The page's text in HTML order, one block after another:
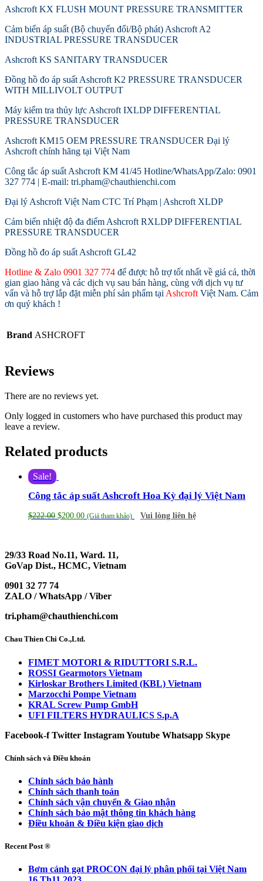
Ashcroft KX FLUSH MOUNT PRESSURE TRANSMITTER
Cảm biến áp suất (Bộ chuyển đổi/Bộ phát) Ashcroft A2
INDUSTRIAL PRESSURE TRANSDUCER
Ashcroft KS SANITARY TRANSDUCER
Đồng hồ đo áp suất Ashcroft K2 PRESSURE TRANSDUCER
WITH MILLIVOLT OUTPUT
Máy kiểm tra thủy lực Ashcroft IXLDP DIFFERENTIAL
PRESSURE TRANSDUCER
Ashcroft KM15 OEM PRESSURE TRANSDUCER Đại lý
Ashcroft chính hãng tại Việt Nam
Công tắc áp suất Ashcroft KM 41/45 Hotline/WhatsApp/Zalo: 0901
327 774 | E-mail: tri.pham@chauthienchi.com
Đại lý Ashcroft Việt Nam CTC Trí Phạm | Ashcroft XLDP
Cảm biến nhiệt độ đa điểm Ashcroft RXLDP DIFFERENTIAL
PRESSURE TRANSDUCER
Đồng hồ đo áp suất Ashcroft GL42
Hotline & Zalo 0901 327 774 để được hỗ trợ tốt nhất về giá cả, thời
gian giao hàng và các dịch vụ sau bán hàng, cùng với dịch vụ tư
vấn và hỗ trợ lắp đặt miễn phí sản phẩm tại Ashcroft Việt Nam. Cảm
ơn quý khách !
Brand ASHCROFT
Reviews
There are no reviews yet.
Only logged in customers who have purchased this product may
leave a review.
Related products
Sale!
Công tắc áp suất Ashcroft Hoa Kỳ đại lý Việt Nam
$222.00 $200.00 (Giá tham khảo) Vui lòng liên hệ
29/33 Road No.11, Ward. 11,
GoVap Dist., HCMC, Vietnam
0901 32 77 74
ZALO / WhatsApp / Viber
tri.pham@chauthienchi.com
Chau Thien Chi Co.,Ltd.
FIMET MOTORI & RIDUTTORI S.R.L.
ROSSI Gearmotors Vietnam
Kirloskar Brothers Limited (KBL) Vietnam
Marzocchi Pompe Vietnam
KRAL Screw Pump GmbH
UFI FILTERS HYDRAULICS S.p.A
Facebook-f Twitter InstagramYoutube Whatsapp Skype
Chính sách và Điều khoản
Chính sách bảo hành
Chính sách thanh toán
Chính sách vận chuyển & Giao nhận
Chính sách bảo mật thông tin khách hàng
Điều khoản & Điều kiện giao dịch
Recent Post ®
Bơm cánh gạt PROCON đại lý phân phối tại Việt Nam